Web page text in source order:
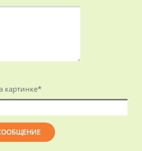
картинке*